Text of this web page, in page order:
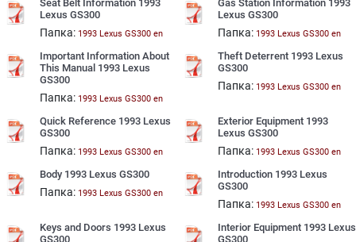
Seat Belt Information 1993
Lexus GS300
Папка: 1993 Lexus GS300 en
Gas Station Information 1993
Lexus GS300
Папка: 1993 Lexus GS300 en
Important Information About
This Manual 1993 Lexus
GS300
Папка: 1993 Lexus GS300 en
Theft Deterrent 1993 Lexus
GS300
Папка: 1993 Lexus GS300 en
Quick Reference 1993 Lexus
GS300
Папка: 1993 Lexus GS300 en
Exterior Equipment 1993
Lexus GS300
Папка: 1993 Lexus GS300 en
Body 1993 Lexus GS300
Папка: 1993 Lexus GS300 en
Introduction 1993 Lexus
GS300
Папка: 1993 Lexus GS300 en
Keys and Doors 1993 Lexus
GS300
Interior Equipment 1993 Lexus
GS300